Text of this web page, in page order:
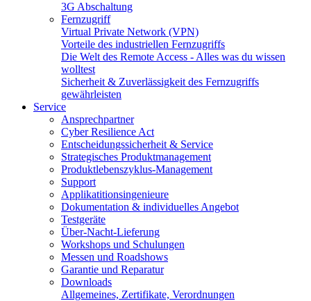
3G Abschaltung
Fernzugriff
Virtual Private Network (VPN)
Vorteile des industriellen Fernzugriffs
Die Welt des Remote Access - Alles was du wissen
wolltest
Sicherheit & Zuverlässigkeit des Fernzugriffs
gewährleisten
Service
Ansprechpartner
Cyber Resilience Act
Entscheidungssicherheit & Service
Strategisches Produktmanagement
Produktlebenszyklus-Management
Support
Applikatitionsingenieure
Dokumentation & individuelles Angebot
Testgeräte
Über-Nacht-Lieferung
Workshops und Schulungen
Messen und Roadshows
Garantie und Reparatur
Downloads
Allgemeines, Zertifikate, Verordnungen